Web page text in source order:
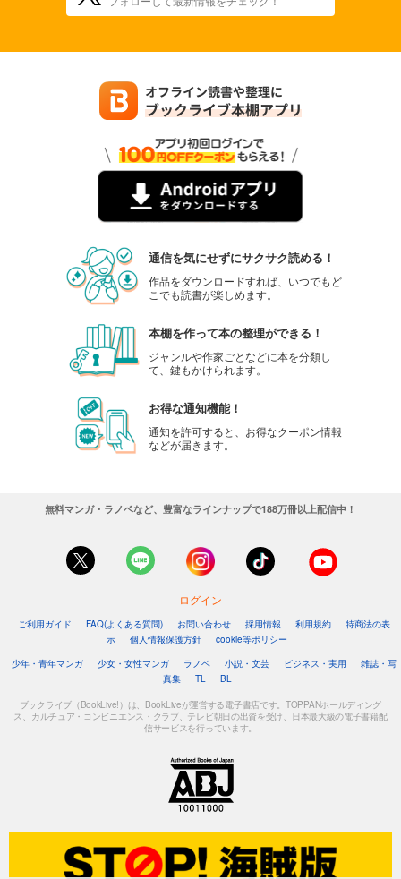
通信を気にせずにサクサク読める！
作品をダウンロードすれば、いつでもど
こでも読書が楽しめます。
本棚を作って本の整理ができる！
ジャンルや作家ごとなどに本を分類し
て、鍵もかけられます。
お得な通知機能！
通知を許可すると、お得なクーポン情報
などが届きます。
無料マンガ・ラノベなど、豊富なラインナップで188万冊以上配信中！
ログイン
ご利用ガイド FAQ(よくある質問) お問い合わせ 採用情報 利用規約
特商法の表
示
個人情報保護方針
cookie等ポリシー
少年・青年マンガ
少女・女性マンガ ラノベ 小説・文芸 ビジネス・実用
雑誌・写
真集
TL BL
ブックライブ（BookLive!）は、BookLiveが運営する電子書店です。TOPPANホールディング
ス、カルチュア・コンビニエンス・クラブ、テレビ朝日の出資を受け、日本最大級の電子書籍配
信サービスを行っています。